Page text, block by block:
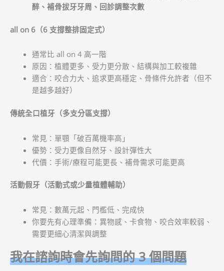
醉、補骨拔牙牙周、回診調整次數
all on 6（6 支撐整排固定式）
通常比 all on 4 高一階
原因：植體更多、受力更分散、結構與加工較複雜
適合：咬合力大、追求更高穩定、骨條件允許者（但不
是越多越好）
傳統全口植牙（多支分區支撐）
常見：單顎「破百萬機率高」
優勢：受力更像自然牙、設計彈性大
代價：手術/療程可能更長、補骨需求可能更高
活動假牙（活動式或少量植體輔助）
常見：數萬元起、門檻低、完成快
你要先有心理準備：異物感、卡食物、咬合效率較弱、
需要更細心清潔與調整
我在諮詢時會先詢問的 3 個問題